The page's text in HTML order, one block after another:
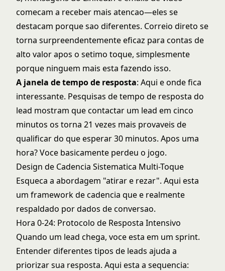
comecam a receber mais atencao—eles se
destacam porque sao diferentes. Correio direto se
torna surpreendentemente eficaz para contas de
alto valorapos o setimo toque, simplesmente
porque ninguem mais esta fazendo isso.
A janela de tempo de resposta: Aqui e onde fica
interessante. Pesquisas detempo de resposta do
lead mostram que contactar um lead em cinco
minutos os torna 21 vezes mais provaveis de
qualificar do que esperar 30 minutos. Apos uma
hora? Voce basicamente perdeu o jogo.
Design de Cadencia Sistematica Multi-Toque
Esqueca a abordagem "atirar e rezar". Aqui esta
um framework de cadencia que e realmente
respaldado por dados de conversao.
Hora 0-24: Protocolo de Resposta Intensivo
Quando um lead chega, voce esta em um sprint.
Entenderdiferentes tipos de leads ajuda a
priorizar sua resposta. Aqui esta a sequencia: